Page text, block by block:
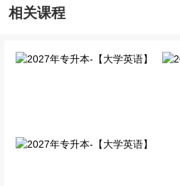
相关课程